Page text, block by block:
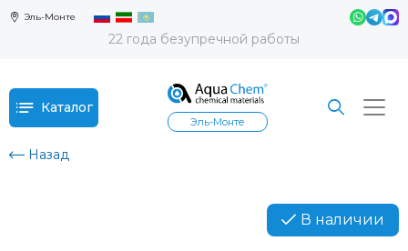
Эль-Монте
22 года безупречной работы
Каталог
Эль-Монте
Назад
В наличии